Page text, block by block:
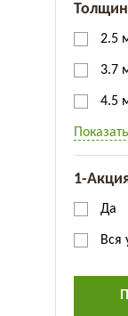
2.5
3.7
4.5
1-
Да
Вся